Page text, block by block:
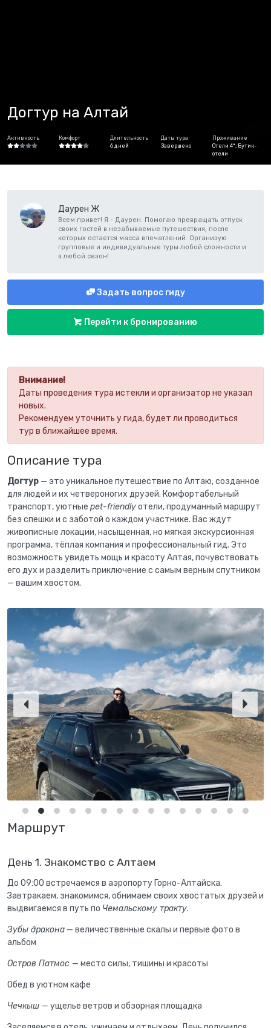
Догтур на Алтай
Активность Комфорт
Длительность
6 дней
Даты тура
Завершено
Проживание
Отели 4*, Бутик-
отели
Внимание!
Даты проведения тура истекли и организатор не указал
новых.
Рекомендуем уточнить у гида, будет ли проводиться
тур в ближайшее время.
Описание тура
Догтур — это уникальное путешествие по Алтаю, созданное
для людей и их четвероногих друзей. Комфортабельный
транспорт, уютные pet-friendlyотели, продуманный маршрут
без спешки и с заботой о каждом участнике. Вас ждут
живописные локации, насыщенная, но мягкая экскурсионная
программа, тёплая компания и профессиональный гид. Это
возможность увидеть мощь и красоту Алтая, почувствовать
его дух и разделить приключение с самым верным спутником
— вашим хвостом.
Маршрут
День 1. Знакомство с Алтаем
До 09:00 встречаемся в аэропорту Горно-Алтайска.
Завтракаем, знакомимся, обнимаем своих хвостатых друзей и
выдвигаемся в путь по Чемальскому тракту.
Зубы дракона — величественные скалы и первые фото в
альбом
Остров Патмос — место силы, тишины и красоты
Обед в уютном кафе
Чечкыш — ущелье ветров и обзорная площадка
Даурен Ж
Всем привет! Я - Даурен. Помогаю превращать отпуск
своих гостей в незабываемые путешествия, после
которых остается масса впечатлений. Организую
групповые и индивидуальные туры любой сложности и
в любой сезон!
Задать вопрос гиду
Перейти к бронированию